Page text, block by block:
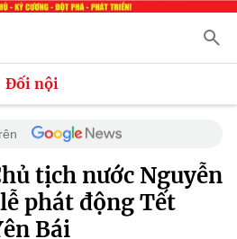
Đối nội
tịch nước Nguyễn
phát động Tết
Bái